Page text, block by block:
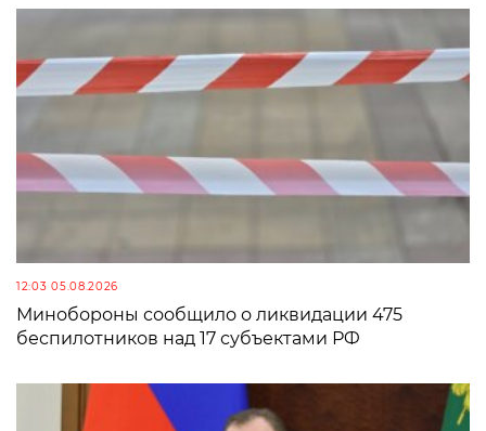
12:03 05.08.2026
Минобороны сообщило о ликвидации 475
беспилотников над 17 субъектами РФ